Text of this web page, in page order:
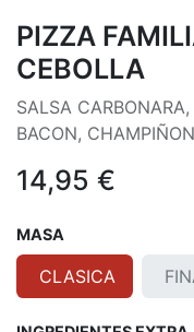
PIZZA
CEBOLLA
SALSA
BACON,
14,95 €
MASA
CLASICA